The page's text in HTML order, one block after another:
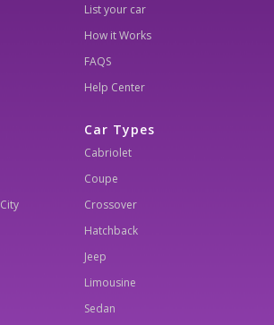
List your car
How it Works
FAQS
Help Center
Car Types
Cabriolet
Coupe
Crossover
Hatchback
Jeep
Limousine
Sedan